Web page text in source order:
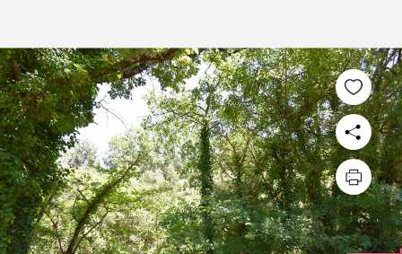
PLUS DE 20 ANS D'EXPÉRIENCE
DANS L'IMMOBILIER.
L'AGENCE CI-IMMO